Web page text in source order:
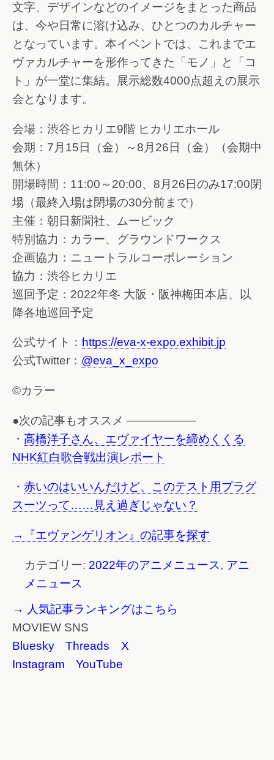
文字、デザインなどのイメージをまとった商品
は、今や日常に溶け込み、ひとつのカルチャー
となっています。本イベントでは、これまでエ
ヴァカルチャーを形作ってきた「モノ」と「コ
ト」が一堂に集結。展示総数4000点超えの展示
会となります。
会場：渋谷ヒカリエ9階 ヒカリエホール
会期：7月15日（金）～8月26日（金）（会期中
無休）
開場時間：11:00～20:00、8月26日のみ17:00閉
場（最終入場は閉場の30分前まで）
主催：朝日新聞社、ムービック
特別協力：カラー、グラウンドワークス
企画協力：ニュートラルコーポレーション
協力：渋谷ヒカリエ
巡回予定：2022年冬 大阪・阪神梅田本店、以
降各地巡回予定
公式サイト： https://eva-x-expo.exhibit.jp
公式Twitter： @eva_x_expo
©カラー
●次の記事もオススメ ——————
・ 高橋洋子さん、エヴァイヤーを締めくくる
NHK紅白歌合戦出演レポート
・ 赤いのはいいんだけど、このテスト用プラグ
スーツって……見え過ぎじゃない？
→『エヴァンゲリオン』の記事を探す
カテゴリー: 2022年のアニメニュース, アニ
メニュース
→ 人気記事ランキングはこちら
MOVIEW SNS
Bluesky
Threads
X
Instagram
YouTube